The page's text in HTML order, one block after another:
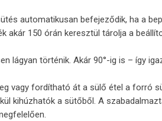
automatikusan befejeződik, ha a
akár 150 órán keresztül tárolja a
lágyan történik. Akár 90°-ig is – így
vagy fordítható át a sülő étel a forró
kihúzhatók a sütőből. A